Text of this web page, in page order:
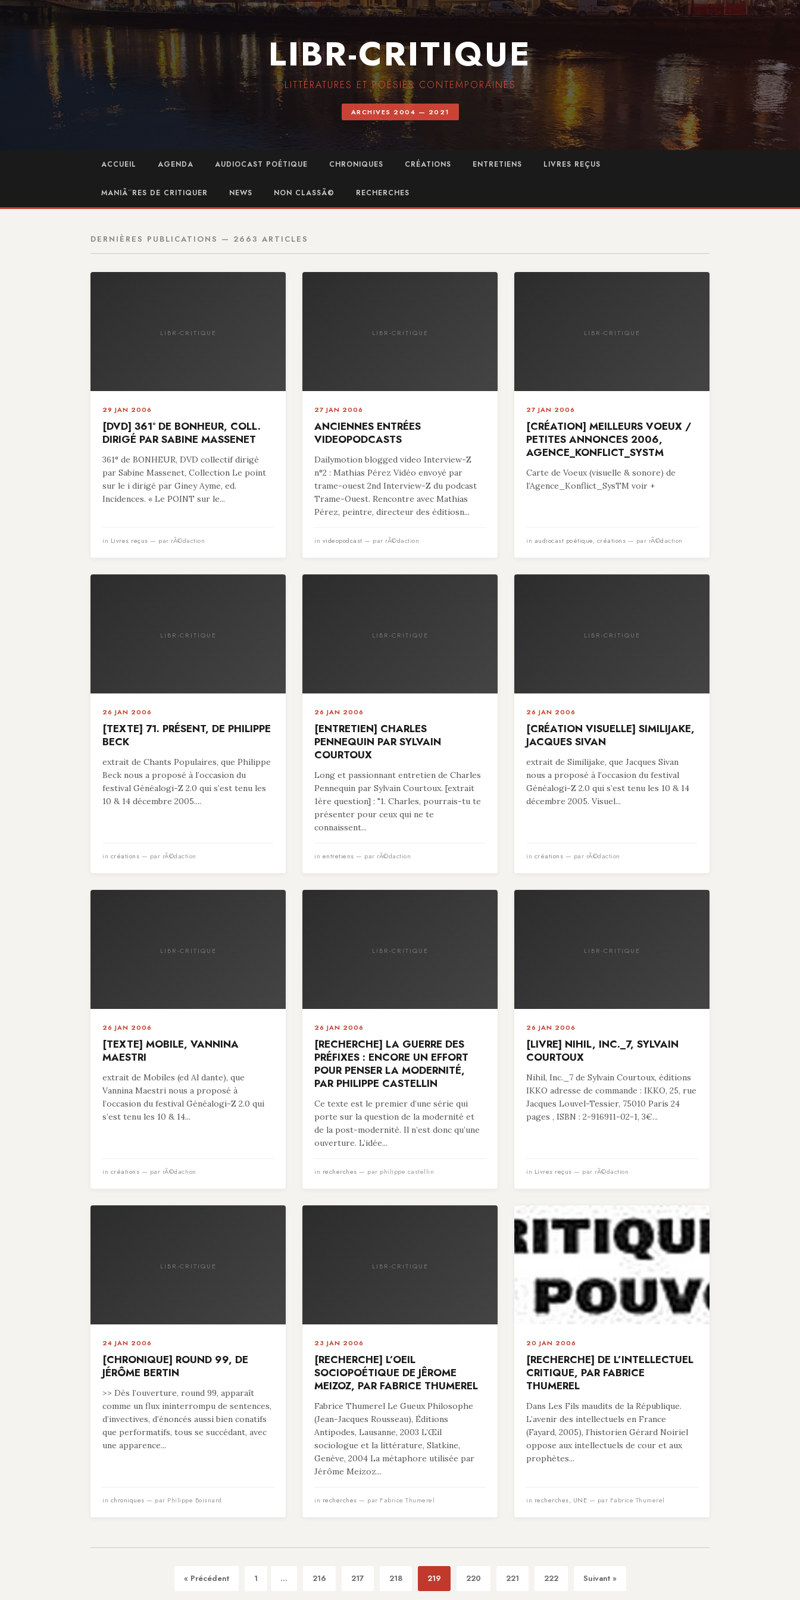
LIBR-CRITIQUE
LITTÉRATURES ET POÉSIES CONTEMPORAINES
ARCHIVES 2004 — 2021
ACCUEIL AGENDA AUDIOCAST POÉTIQUE CHRONIQUES CRÉATIONS ENTRETIENS LIVRES REÇUS
MANIÃ¨RES DE CRITIQUER NEWS NON CLASSÃ© RECHERCHES
DERNIÈRES PUBLICATIONS — 2663 ARTICLES
LIBR-CRITIQUE
29 JAN 2006
[DVD] 361° DE BONHEUR, COLL.
DIRIGÉ PAR SABINE MASSENET
361° de BONHEUR, DVD collectif dirigé
par Sabine Massenet, Collection Le point
sur le i dirigé par Giney Ayme, ed.
Incidences. « Le POINT sur le...
in Livres reçus — par rÃ©daction
LIBR-CRITIQUE
27 JAN 2006
ANCIENNES ENTRÉES
VIDEOPODCASTS
Dailymotion blogged video Interview-Z
n°2 : Mathias Pérez Vidéo envoyé par
trame-ouest 2nd Interview-Z du podcast
Trame-Ouest. Rencontre avec Mathias
Pérez, peintre, directeur des éditiosn...
in videopodcast — par rÃ©daction
LIBR-CRITIQUE
27 JAN 2006
[CRÉATION] MEILLEURS VOEUX /
PETITES ANNONCES 2006,
AGENCE_KONFLICT_SYSTM
Carte de Voeux (visuelle & sonore) de
l’Agence_Konflict_SysTM voir +
in audiocast poétique, créations — par rÃ©daction
LIBR-CRITIQUE
26 JAN 2006
[TEXTE] 71. PRÉSENT, DE PHILIPPE
BECK
extrait de Chants Populaires, que Philippe
Beck nous a proposé à l’occasion du
festival Généalogi-Z 2.0 qui s’est tenu les
10 & 14 décembre 2005....
in créations — par rÃ©daction
LIBR-CRITIQUE
26 JAN 2006
[ENTRETIEN] CHARLES
PENNEQUIN PAR SYLVAIN
COURTOUX
Long et passionnant entretien de Charles
Pennequin par Sylvain Courtoux. [extrait
1ère question] : "1. Charles, pourrais-tu te
présenter pour ceux qui ne te
connaissent...
in entretiens — par rÃ©daction
LIBR-CRITIQUE
26 JAN 2006
[CRÉATION VISUELLE] SIMILIJAKE,
JACQUES SIVAN
extrait de Similijake, que Jacques Sivan
nous a proposé à l’occasion du festival
Généalogi-Z 2.0 qui s’est tenu les 10 & 14
décembre 2005. Visuel...
in créations — par rÃ©daction
LIBR-CRITIQUE
26 JAN 2006
[TEXTE] MOBILE, VANNINA
MAESTRI
extrait de Mobiles (ed Al dante), que
Vannina Maestri nous a proposé à
l’occasion du festival Généalogi-Z 2.0 qui
s’est tenu les 10 & 14...
in créations — par rÃ©daction
LIBR-CRITIQUE
26 JAN 2006
[RECHERCHE] LA GUERRE DES
PRÉFIXES : ENCORE UN EFFORT
POUR PENSER LA MODERNITÉ,
PAR PHILIPPE CASTELLIN
Ce texte est le premier d’une série qui
porte sur la question de la modernité et
de la post-modernité. Il n’est donc qu’une
ouverture. L’idée...
in recherches — par philippe castellin
LIBR-CRITIQUE
26 JAN 2006
[LIVRE] NIHIL, INC._7, SYLVAIN
COURTOUX
Nihil, Inc._7 de Sylvain Courtoux, éditions
IKKO adresse de commande : IKKO, 25, rue
Jacques Louvel-Tessier, 75010 Paris 24
pages , ISBN : 2-916911-02-1, 3€...
in Livres reçus — par rÃ©daction
LIBR-CRITIQUE
24 JAN 2006
[CHRONIQUE] ROUND 99, DE
JÉRÔME BERTIN
>> Dès l’ouverture, round 99, apparaît
comme un flux ininterrompu de sentences,
d’invectives, d’énoncés aussi bien conatifs
que performatifs, tous se succédant, avec
une apparence...
in chroniques — par Philippe Boisnard
LIBR-CRITIQUE
23 JAN 2006
[RECHERCHE] L’OEIL
SOCIOPOÉTIQUE DE JÊROME
MEIZOZ, PAR FABRICE THUMEREL
Fabrice Thumerel Le Gueux Philosophe
(Jean-Jacques Rousseau), Éditions
Antipodes, Lausanne, 2003 L’Œil
sociologue et la littérature, Slatkine,
Genève, 2004 La métaphore utilisée par
Jérôme Meizoz...
in recherches — par Fabrice Thumerel
20 JAN 2006
[RECHERCHE] DE L’INTELLECTUEL
CRITIQUE, PAR FABRICE
THUMEREL
Dans Les Fils maudits de la République.
L’avenir des intellectuels en France
(Fayard, 2005), l’historien Gérard Noiriel
oppose aux intellectuels de cour et aux
prophètes...
in recherches, UNE — par Fabrice Thumerel
« Précédent 1 ... 216 217 218 219 220 221 222 Suivant »